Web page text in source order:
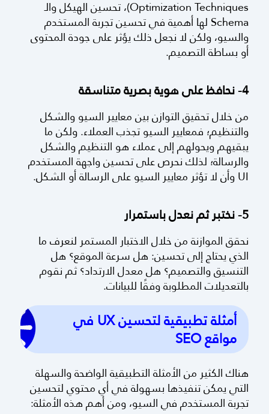
Optimization Techniques)، تحسين الهيكل والـ
Schema لها أهمية في تحسين تجربة المستخدم
والسيو، ولكن لا نجعل ذلك يؤثر على جودة المحتوى
أو بساطة التصميم.
4- نحافظ على هوية بصرية متناسقة
من خلال تحقيق التوازن بين معايير السيو والشكل
والتنظيم؛ فمعايير السيو تجذب العملاء. ولكن ما
يبقيهم ويحولهم إلى عملاء هو التنظيم والشكل
والرسالة؛ لذلك نحرص على تحسين واجهة المستخدم
UI وأن لا تؤثر معايير السيو على الرسالة أو الشكل.
5- نختبر ثم نعدل باستمرار
نحقق الموازنة من خلال الاختبار المستمر لنعرف ما
الذي يحتاج إلى تحسين: هل سرعة الموقع؟ هل
التنسيق والتصميم؟ هل معدل الارتداد؟ ثم نقوم
بالتعديلات المطلوبة وفقًا للبيانات.
أمثلة تطبيقية لتحسين UX في
مواقع SEO
هناك الكثير من الأمثلة التطبيقية الواضحة والسهلة
التي يمكن تنفيذها بسهولة في أي محتوي لتحسين
تجربة المستخدم في السيو، ومن أهم هذه الأمثلة: